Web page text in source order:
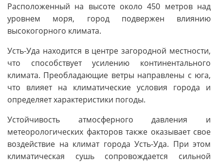
Расположенный на высоте около 450 метров над
уровнем моря, город подвержен влиянию
высокогорного климата.
Усть-Уда находится в центре загородной местности,
что способствует усилению континентального
климата. Преобладающие ветры направлены с юга,
что влияет на климатические условия города и
определяет характеристики погоды.
Устойчивость атмосферного давления и
метеорологических факторов также оказывает свое
воздействие на климат города Усть-Уда. При этом
климатическая сушь сопровождается сильной